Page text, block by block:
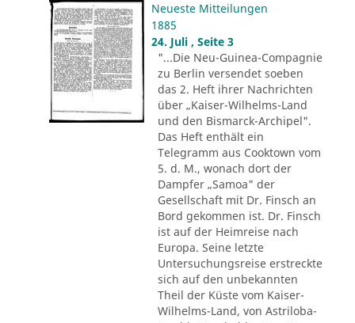
Neueste Mitteilungen
1885
24. Juli , Seite 3
"...Die Neu-Guinea-Compagnie
zu Berlin versendet soeben
das 2. Heft ihrer Nachrichten
über „Kaiser-Wilhelms-Land
und den Bismarck-Archipel".
Das Heft enthält ein
Telegramm aus Cooktown vom
5. d. M., wonach dort der
Dampfer „Samoa" der
Gesellschaft mit Dr. Finsch an
Bord gekommen ist. Dr. Finsch
ist auf der Heimreise nach
Europa. Seine letzte
Untersuchungsreise erstreckte
sich auf den unbekannten
Theil der Küste vom Kaiser-
Wilhelms-Land, von Astriloba-